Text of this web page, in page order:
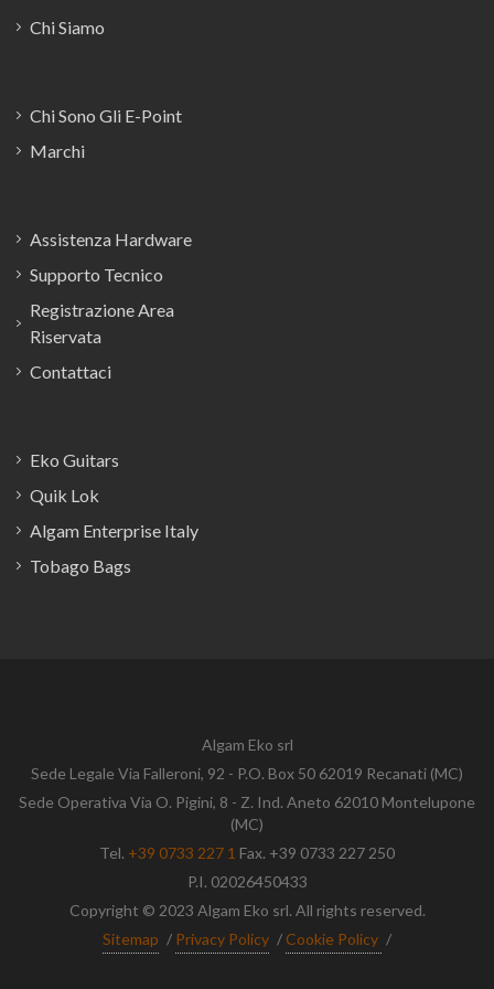
Chi Siamo
Chi Sono Gli E-Point
Marchi
Assistenza Hardware
Supporto Tecnico
Registrazione Area
Riservata
Contattaci
Eko Guitars
Quik Lok
Algam Enterprise Italy
Tobago Bags
Algam Eko srl
Sede Legale Via Falleroni, 92 - P.O. Box 50 62019 Recanati (MC)
Sede Operativa Via O. Pigini, 8 - Z. Ind. Aneto 62010 Montelupone
(MC)
Tel. +39 0733 227 1 Fax. +39 0733 227 250
P.I. 02026450433
Copyright © 2023 Algam Eko srl. All rights reserved.
Sitemap / Privacy Policy / Cookie Policy /